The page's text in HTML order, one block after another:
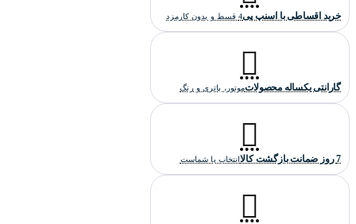
خرید اقساطی با اسنپ پی4 قسط و بدون کارمزد
گارانتی یکساله محصولاتموتور، باتری و رنگ
7 روز ضمانت بازگشت کالا انتخاب با شماست